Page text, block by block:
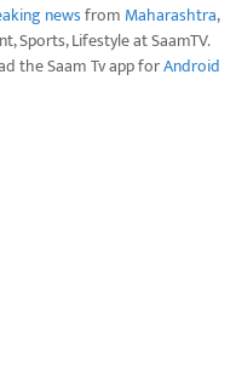
newsfrom Maharashtra,
Sports, Lifestyle at SaamTV.
the Saam Tv app forAndroid